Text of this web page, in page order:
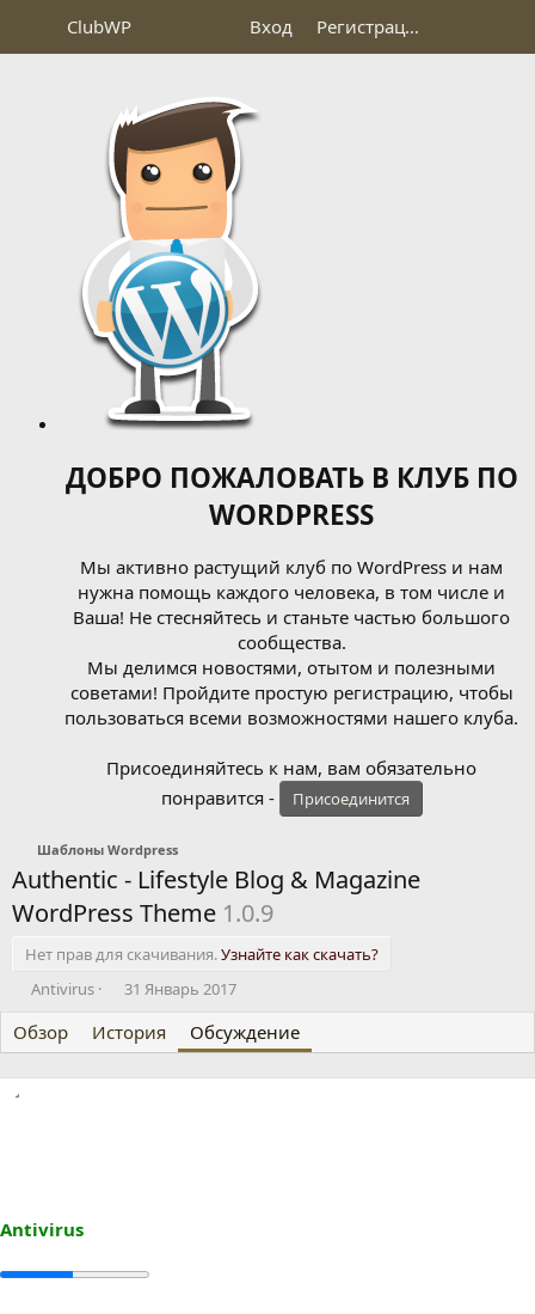
ClubWP Вход Регистрация
ДОБРО ПОЖАЛОВАТЬ В КЛУБ ПО
WORDPRESS
Мы активно растущий клуб по WordPress и нам
нужна помощь каждого человека, в том числе и
Ваша! Не стесняйтесь и станьте частью большого
сообщества.
Мы делимся новостями, отытом и полезными
советами! Пройдите простую регистрацию, чтобы
пользоваться всеми возможностями нашего клуба.
Присоединяйтесь к нам, вам обязательно
понравится -
Присоединится
Шаблоны Wordpress
Authentic - Lifestyle Blog & Magazine
WordPress Theme 1.0.9
Нет прав для скачивания.Узнайте как скачать?
А
т
о
р
Antivirus
Д
т
а
н
31 Январь 2017
Обзор История Обсуждение
Antivirus